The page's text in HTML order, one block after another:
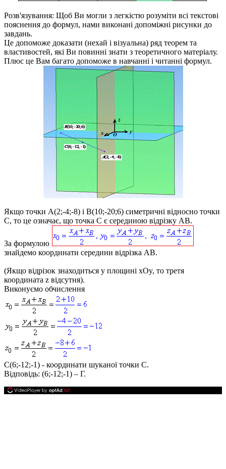
Розв'язування: Щоб Ви могли з легкістю розуміти всі текстові
пояснення до формул, нами виконані допоміжні рисунки до
завдань.
Це допоможе доказати (нехай і візуальна) ряд теорем та
властивостей, які Ви повинні знати з теоретичного матеріалу.
Плюс це Вам багато допоможе в навчанні і читанні формул.
Якщо точки A(2;-4;-8) і B(10;-20;6) симетричні відносно точки
C, то це означає, що точка C є серединою відрізку AB.
За формулою
знайдемо координати середини відрізка AB.
(Якщо відрізок знаходиться у площині xOy, то третя
координата z відсутня).
Виконуємо обчислення
C(6;-12;-1) - координати шуканої точки C.
Відповідь: (6;-12;-1) – Г.